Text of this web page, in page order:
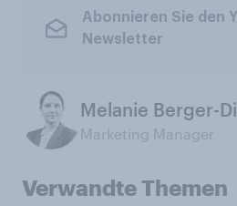
Abonnieren Sie den
Newsletter
Melanie Berger-
Marketing Manager
Verwandte Themen